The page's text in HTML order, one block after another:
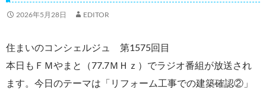
ッ
2026年5月28日 EDITOR
住まいのコンシェルジュ 第1575回目
本日もＦＭやまと（77.7ＭＨｚ）でラジオ番組が放送され
ます。今日のテーマは「リフォーム工事での建築確認②」